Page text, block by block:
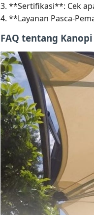
3. **Sertifikasi**: Cek
4. **Layanan Pasca-
FAQ tentang